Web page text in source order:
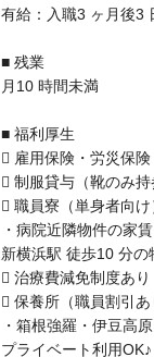
有給：入職3 ヶ月後3
■ 残業
月10 時間未満
■ 福利厚生
 雇用保険・労災保
 制服貸与（靴のみ持
 職員寮（単身者向け
・病院近隣物件の家
新横浜駅 徒歩10 分の
 治療費減免制度あり
 保養所（職員割引あ
・箱根強羅・伊豆高原
プライベート利用OK♪